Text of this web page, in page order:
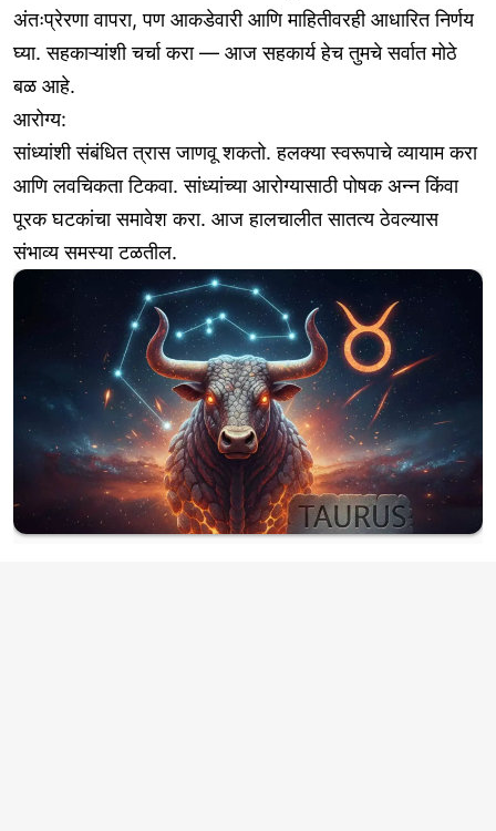
अंतःप्रेरणा वापरा, पण आकडेवारी आणि माहितीवरही आधारित निर्णय
घ्या. सहकाऱ्यांशी चर्चा करा — आज सहकार्य हेच तुमचे सर्वात मोठे
बळ आहे.
आरोग्य:
सांध्यांशी संबंधित त्रास जाणवू शकतो. हलक्या स्वरूपाचे व्यायाम करा
आणि लवचिकता टिकवा. सांध्यांच्या आरोग्यासाठी पोषक अन्न किंवा
पूरक घटकांचा समावेश करा. आज हालचालीत सातत्य ठेवल्यास
संभाव्य समस्या टळतील.